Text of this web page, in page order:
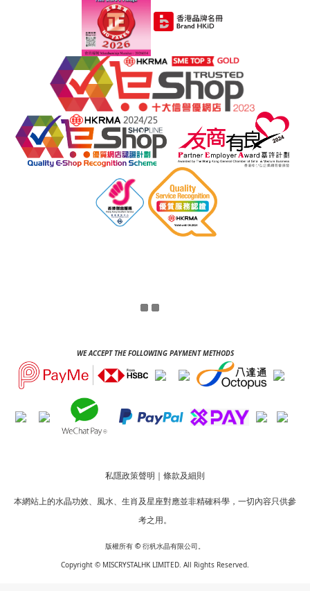
WE ACCEPT THE FOLLOWING PAYMENT METHODS
私隱政策聲明 ｜ 條款及細則
本網站上的水晶功效、風水、生肖及星座對應並非精確科學，一切內容只供參
考之用。
版權所有 © 衍杋水晶有限公司。
Copyright © MISCRYSTALHK LIMITED. All Rights Reserved.